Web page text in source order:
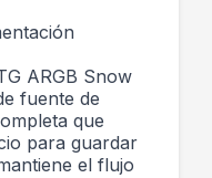
ARGB Snow
fuente de
que
para guardar
el flujo